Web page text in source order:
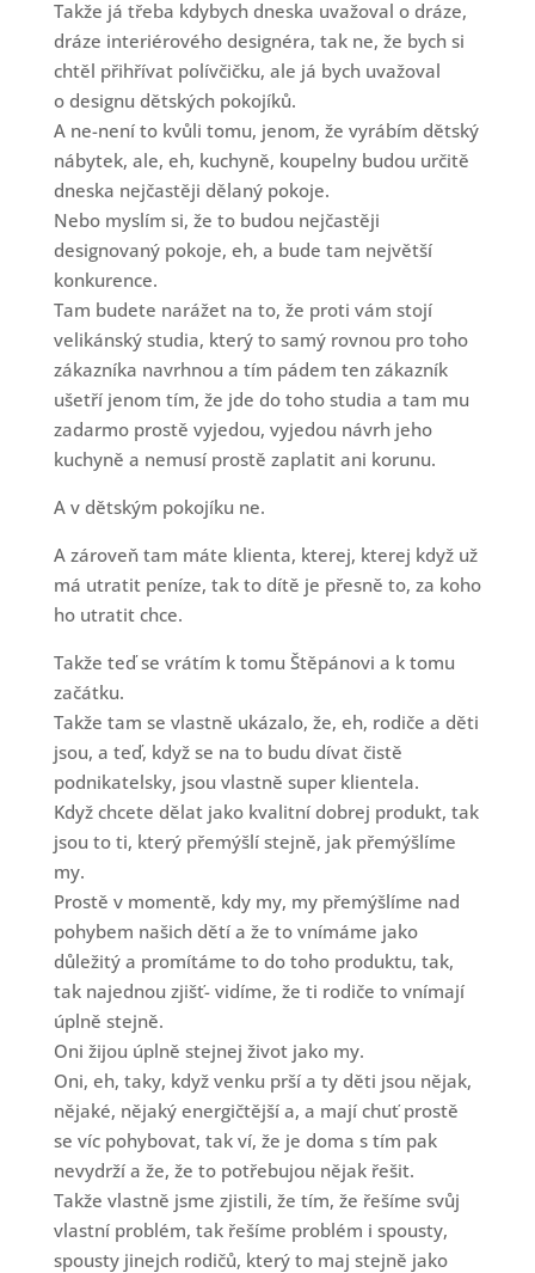
Takže já třeba kdybych dneska uvažoval o dráze,
dráze interiérového designéra, tak ne, že bych si
chtěl přihřívat polívčičku, ale já bych uvažoval
o designu dětských pokojíků.
A ne-není to kvůli tomu, jenom, že vyrábím dětský
nábytek, ale, eh, kuchyně, koupelny budou určitě
dneska nejčastěji dělaný pokoje.
Nebo myslím si, že to budou nejčastěji
designovaný pokoje, eh, a bude tam největší
konkurence.
Tam budete narážet na to, že proti vám stojí
velikánský studia, který to samý rovnou pro toho
zákazníka navrhnou a tím pádem ten zákazník
ušetří jenom tím, že jde do toho studia a tam mu
zadarmo prostě vyjedou, vyjedou návrh jeho
kuchyně a nemusí prostě zaplatit ani korunu.
A v dětským pokojíku ne.
A zároveň tam máte klienta, kterej, kterej když už
má utratit peníze, tak to dítě je přesně to, za koho
ho utratit chce.
Takže teď se vrátím k tomu Štěpánovi a k tomu
začátku.
Takže tam se vlastně ukázalo, že, eh, rodiče a děti
jsou, a teď, když se na to budu dívat čistě
podnikatelsky, jsou vlastně super klientela.
Když chcete dělat jako kvalitní dobrej produkt, tak
jsou to ti, který přemýšlí stejně, jak přemýšlíme
my.
Prostě v momentě, kdy my, my přemýšlíme nad
pohybem našich dětí a že to vnímáme jako
důležitý a promítáme to do toho produktu, tak,
tak najednou zjišť- vidíme, že ti rodiče to vnímají
úplně stejně.
Oni žijou úplně stejnej život jako my.
Oni, eh, taky, když venku prší a ty děti jsou nějak,
nějaké, nějaký energičtější a, a mají chuť prostě
se víc pohybovat, tak ví, že je doma s tím pak
nevydrží a že, že to potřebujou nějak řešit.
Takže vlastně jsme zjistili, že tím, že řešíme svůj
vlastní problém, tak řešíme problém i spousty,
spousty jinejch rodičů, který to maj stejně jako